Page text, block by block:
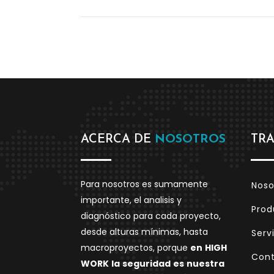
ACERCA DE NOSOTROS
Para nosotros es sumamente
importante, el analisis y
diagnóstico para cada proyecto,
desde alturas mínimas, hasta
macroproyectos, porque en HIGH
WORK la seguridad es nuestra